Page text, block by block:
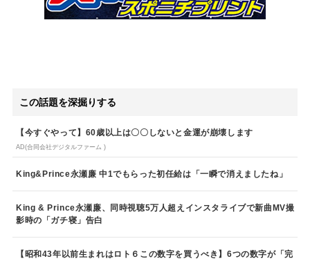
この話題を深掘りする
【今すぐやって】60歳以上は〇〇しないと金運が崩壊します
AD(合同会社デジタルファーム )
King&Prince永瀬廉 中1でもらった初任給は「一瞬で消えましたね」
King & Prince永瀬廉、同時視聴5万人超えインスタライブで新曲MV撮
影時の「ガチ寝」告白
【昭和43年以前生まれはロト６この数字を買うべき】6つの数字が「完